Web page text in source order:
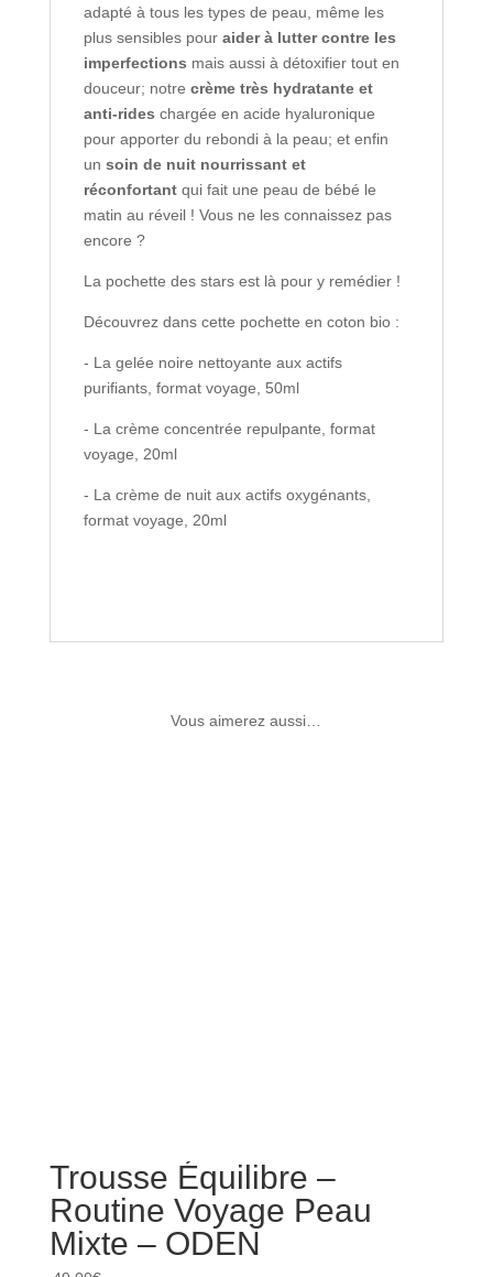
adapté à tous les types de peau, même les
plus sensibles pour aider à lutter contre les
imperfections mais aussi à détoxifier tout en
douceur; notre crème très hydratante et
anti-rides chargée en acide hyaluronique
pour apporter du rebondi à la peau; et enfin
un soin de nuit nourrissant et
réconfortantqui fait une peau de bébé le
matin au réveil ! Vous ne les connaissez pas
encore ?
La pochette des stars est là pour y remédier !
Découvrez dans cette pochette en coton bio :
- La gelée noire nettoyante aux actifs
purifiants, format voyage, 50ml
- La crème concentrée repulpante, format
voyage, 20ml
- La crème de nuit aux actifs oxygénants,
format voyage, 20ml
Vous aimerez aussi…
Trousse Équilibre –
Routine Voyage Peau
Mixte – ODEN